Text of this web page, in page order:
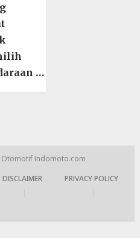
…
Otomotif Indomoto.com
DISCLAIMER
PRIVACY POLICY